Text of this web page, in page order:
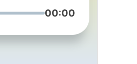
00:00